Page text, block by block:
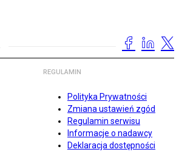
REGULAMIN
Polityka Prywatności
Zmiana ustawień zgód
Regulamin serwisu
Informacje o nadawcy
Deklaracja dostępności